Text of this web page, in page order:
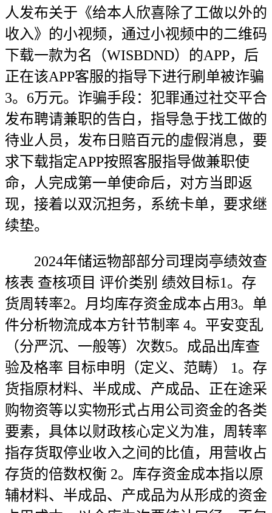
人发布关于《给本人欣喜除了工做以外的
收入》的小视频，通过小视频中的二维码
下载一款为名（WISBDND）的APP，后
正在该APP客服的指导下进行刷单被诈骗
3。6万元。诈骗手段：犯罪通过社交平合
发布聘请兼职的告白，指导急于找工做的
待业人员，发布日赔百元的虛假消息，要
求下载指定APP按照客服指导做兼职使
命，人完成第一单使命后，对方当即返
现，接着以双沉担务，系统卡单，要求继
续垫。
2024年储运物部部分司理岗亭绩效查
核表 查核项目 评价类别 绩效目标1。存
货周转率2。月均库存资金成本占用3。单
件分析物流成本方针节制率 4。平安变乱
（分严沉、一般等）次数5。成品出库查
验及格率 目标申明（定义、范畴） 1。存
货指原材料、半成成、产成品、正在途采
购物资等以实物形式占用公司资金的各类
要素，具体以财政核心定义为准，周转率
指存货取停业收入之间的比值，用营收占
存货的倍数权衡 2。库存资金成本指以原
辅材料、半成品、产成品为从形成的资金